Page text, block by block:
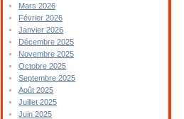
Mars 2026
Février 2026
Janvier 2026
Décembre 2025
Novembre 2025
Octobre 2025
Septembre 2025
Août 2025
Juillet 2025
Juin 2025